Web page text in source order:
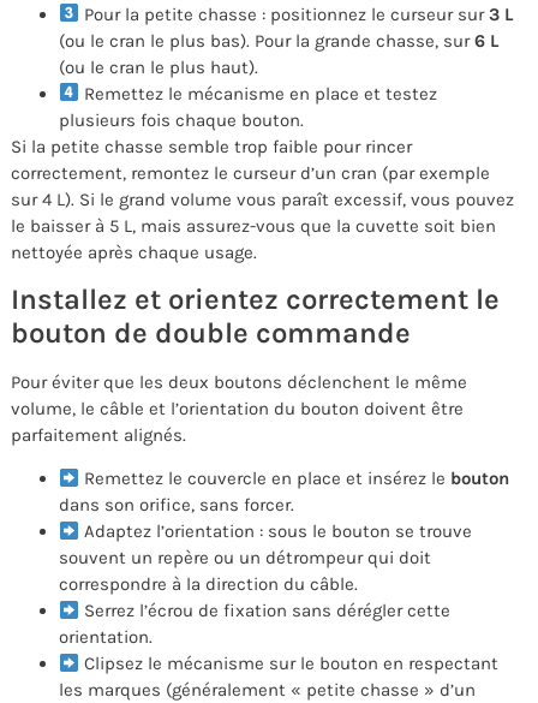
Pour la petite chasse : positionnez le curseur sur3 L
(ou le cran le plus bas). Pour la grande chasse, sur6 L
(ou le cran le plus haut).
Remettez le mécanisme en place et testez
plusieurs fois chaque bouton.
Si la petite chasse semble trop faible pour rincer
correctement, remontez le curseur d’un cran (par exemple
sur 4 L). Si le grand volume vous paraît excessif, vous pouvez
le baisser à 5 L, mais assurez-vous que la cuvette soit bien
nettoyée après chaque usage.
Installez et orientez correctement le
bouton de double commande
Pour éviter que les deux boutons déclenchent le même
volume, le câble et l’orientation du bouton doivent être
parfaitement alignés.
Remettez le couvercle en place et insérez le bouton
dans son orifice, sans forcer.
Adaptez l’orientation : sous le bouton se trouve
souvent un repère ou un détrompeur qui doit
correspondre à la direction du câble.
Serrez l’écrou de fixation sans dérégler cette
orientation.
Clipsez le mécanisme sur le bouton en respectant
les marques (généralement « petite chasse » d’un